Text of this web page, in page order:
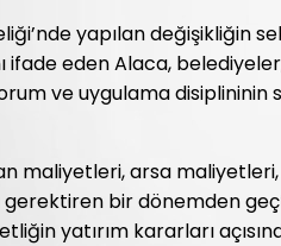
yapılan değişikliğin
ifade eden Alaca,
ve uygulama disiplininin
maliyetleri, arsa
bir dönemden
yatırım kararları